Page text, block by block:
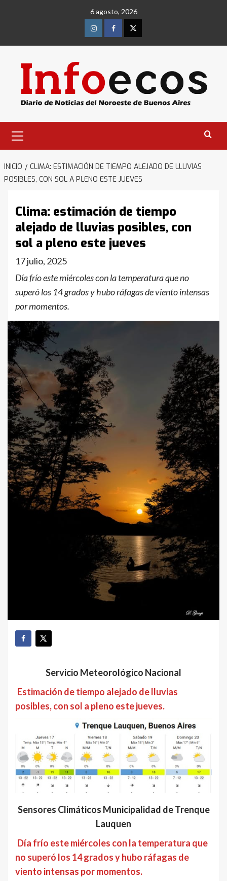
6 agosto, 2026
InstagramFacebookTwitter
primario
INICIO
CLIMA: ESTIMACIÓN DE TIEMPO ALEJADO DE LLUVIAS
POSIBLES, CON SOL A PLENO ESTE JUEVES
Clima: estimación de tiempo
alejado de lluvias posibles, con
sol a pleno este jueves
17 julio, 2025
Día frío este miércoles con la temperatura que no
superó los 14 grados y hubo ráfagas de viento intensas
por momentos.
Servicio Meteorológico Nacional
Estimación de tiempo alejado de lluvias
posibles, con sol a pleno este jueves.
Sensores Climáticos Municipalidad de Trenque
Lauquen
Día frío este miércoles con la temperatura que
no superó los 14 grados y hubo ráfagas de
viento intensas por momentos.